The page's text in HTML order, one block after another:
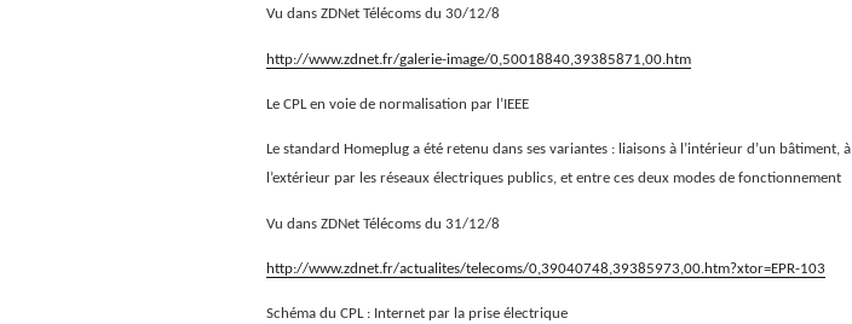
Vu dans ZDNet Télécoms du 30/12/8
http://www.zdnet.fr/galerie-image/0,50018840,39385871,00.htm
Le CPL en voie de normalisation par l’IEEE
Le standard Homeplug a été retenu dans ses variantes : liaisons à l’intérieur d’un bâtiment, à
l’extérieur par les réseaux électriques publics, et entre ces deux modes de fonctionnement
Vu dans ZDNet Télécoms du 31/12/8
http://www.zdnet.fr/actualites/telecoms/0,39040748,39385973,00.htm?xtor=EPR-103
Schéma du CPL : Internet par la prise électrique